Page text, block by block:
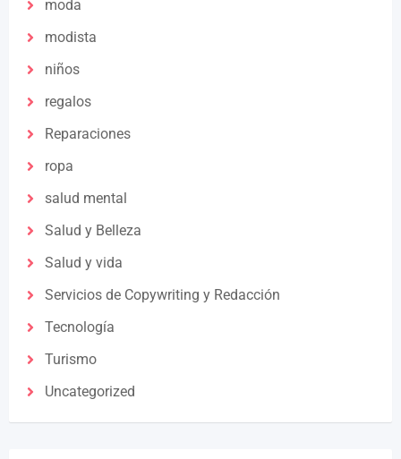
moda
modista
niños
regalos
Reparaciones
ropa
salud mental
Salud y Belleza
Salud y vida
Servicios de Copywriting y Redacción
Tecnología
Turismo
Uncategorized